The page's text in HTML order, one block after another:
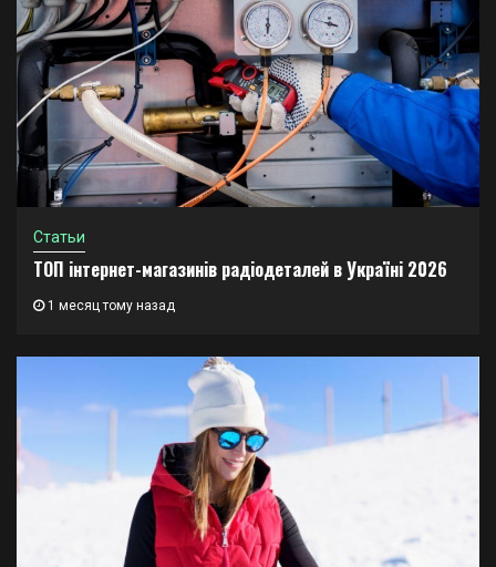
Статьи
ТОП інтернет-магазинів радіодеталей в Україні 2026
1 месяц тому назад